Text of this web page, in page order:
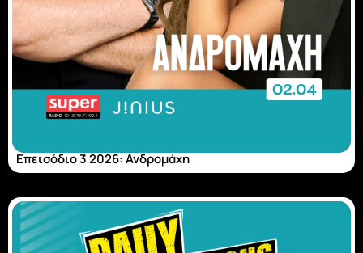
Επεισόδιο 3 2026: Ανδρομάχη